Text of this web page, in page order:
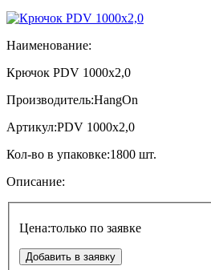
Наименование:
Крючок PDV 1000x2,0
Производитель:HangOn
Артикул:PDV 1000x2,0
Кол-во в упаковке:1800 шт.
Описание:
Цена:только по заявке
Добавить в заявку